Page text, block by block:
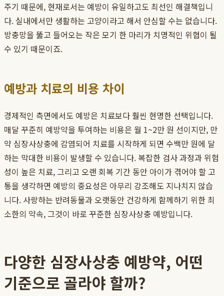
주기 때문에, 현재로서는 예방이 유일하고도 최선인 해결책입니
다. 실내에서만 생활하는 고양이라고 해서 안심할 수는 없습니다.
방충망을 뚫고 들어오는 작은 모기 한 마리가 치명적인 위협이 될
수 있기 때문이죠.
예방과 치료의 비용 차이
경제적인 측면에서도 예방은 치료보다 훨씬 현명한 선택입니다.
매달 꾸준히 예방약을 투여하는 비용은 월 1~2만 원 선이지만, 만
약 심장사상충에 감염되어 치료를 시작하게 되면 수백만 원에 달
하는 막대한 비용이 발생할 수 있습니다. 복잡한 검사 과정과 위험
성이 높은 치료, 그리고 오랜 회복 기간 동안 아이가 겪어야 할 고
통을 생각하면 예방의 중요성은 아무리 강조해도 지나치지 않습
니다. 사랑하는 반려동물과 오랫동안 건강하게 함께하기 위한 최
소한의 약속, 그것이 바로 꾸준한 심장사상충 예방입니다.
다양한 심장사상충 예방약, 어떤
기준으로 골라야 할까?